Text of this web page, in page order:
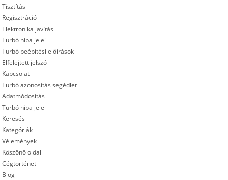
Tisztítás
Regisztráció
Elektronika javítás
Turbó hiba jelei
Turbó beépítési előírások
Elfelejtett jelszó
Kapcsolat
Turbó azonosítás segédlet
Adatmódosítás
Turbó hiba jelei
Keresés
Kategóriák
Vélemények
Köszönő oldal
Cégtörténet
Blog